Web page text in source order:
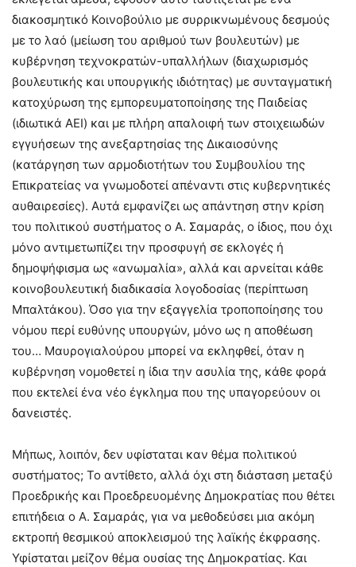
διακοσμητικό Κοινοβούλιο με συρρικνωμένους δεσμούς
με το λαό (μείωση του αριθμού των βουλευτών) με
κυβέρνηση τεχνοκρατών-υπαλλήλων (διαχωρισμός
βουλευτικής και υπουργικής ιδιότητας) με συνταγματική
κατοχύρωση της εμπορευματοποίησης της Παιδείας
(ιδιωτικά ΑΕΙ) και με πλήρη απαλοιφή των στοιχειωδών
εγγυήσεων της ανεξαρτησίας της Δικαιοσύνης
(κατάργηση των αρμοδιοτήτων του Συμβουλίου της
Επικρατείας να γνωμοδοτεί απέναντι στις κυβερνητικές
αυθαιρεσίες). Αυτά εμφανίζει ως απάντηση στην κρίση
του πολιτικού συστήματος ο Α. Σαμαράς, ο ίδιος, που όχι
μόνο αντιμετωπίζει την προσφυγή σε εκλογές ή
δημοψήφισμα ως «ανωμαλία», αλλά και αρνείται κάθε
κοινοβουλευτική διαδικασία λογοδοσίας (περίπτωση
Μπαλτάκου). Όσο για την εξαγγελία τροποποίησης του
νόμου περί ευθύνης υπουργών, μόνο ως η αποθέωση
του… Μαυρογιαλούρου μπορεί να εκληφθεί, όταν η
κυβέρνηση νομοθετεί η ίδια την ασυλία της, κάθε φορά
που εκτελεί ένα νέο έγκλημα που της υπαγορεύουν οι
δανειστές.
Μήπως, λοιπόν, δεν υφίσταται καν θέμα πολιτικού
συστήματος; Το αντίθετο, αλλά όχι στη διάσταση μεταξύ
Προεδρικής και Προεδρευομένης Δημοκρατίας που θέτει
επιτήδεια ο Α. Σαμαράς, για να μεθοδεύσει μια ακόμη
εκτροπή θεσμικού αποκλεισμού της λαϊκής έκφρασης.
Υφίσταται μείζον θέμα ουσίας της Δημοκρατίας. Και